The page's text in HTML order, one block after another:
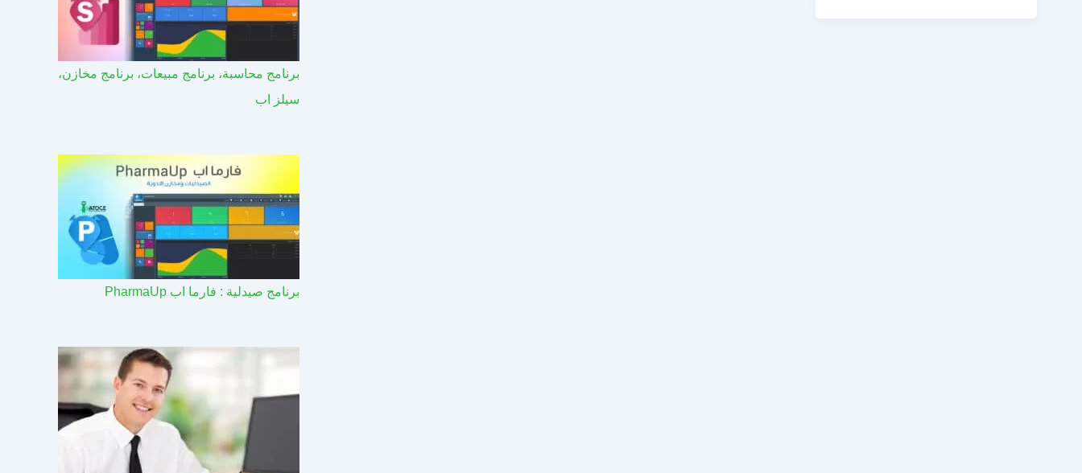
برنامج محاسبة، برنامج مبيعات، برنامج مخازن،
سيلز اب
برنامج صيدلية : فارما اب PharmaUp​